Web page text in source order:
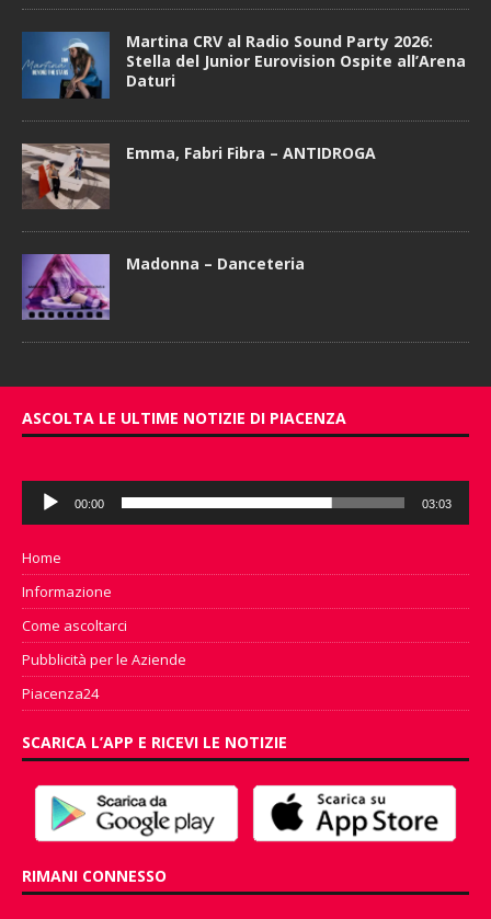
Martina CRV al Radio Sound Party 2026:
Stella del Junior Eurovision Ospite all’Arena
Daturi
Emma, Fabri Fibra – ANTIDROGA
Madonna – Danceteria
ASCOLTA LE ULTIME NOTIZIE DI PIACENZA
Audio
Player
00:00 03:03
Home
Informazione
Come ascoltarci
Pubblicità per le Aziende
Piacenza24
SCARICA L’APP E RICEVI LE NOTIZIE
RIMANI CONNESSO